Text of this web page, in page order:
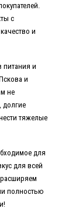
с
и
питания и
и
не
долгие
тяжелые
для
для всей
полностью